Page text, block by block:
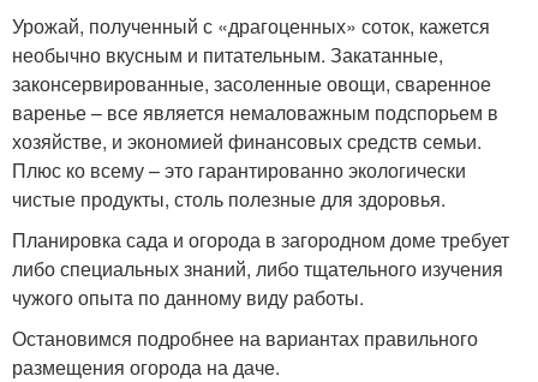
Урожай, полученный с «драгоценных» соток, кажется
необычно вкусным и питательным. Закатанные,
законсервированные, засоленные овощи, сваренное
варенье – все является немаловажным подспорьем в
хозяйстве, и экономией финансовых средств семьи.
Плюс ко всему – это гарантированно экологически
чистые продукты, столь полезные для здоровья.
Планировка сада и огорода в загородном доме требует
либо специальных знаний, либо тщательного изучения
чужого опыта по данному виду работы.
Остановимся подробнее на вариантах правильного
размещения огорода на даче.